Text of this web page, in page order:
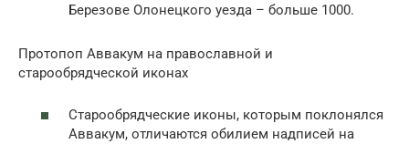
Березове Олонецкого уезда – больше 1000.
Протопоп Аввакум на православной и
старообрядческой иконах
Старообрядческие иконы, которым поклонялся
Аввакум, отличаются обилием надписей на